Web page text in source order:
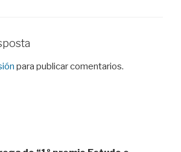
para publicar comentarios.